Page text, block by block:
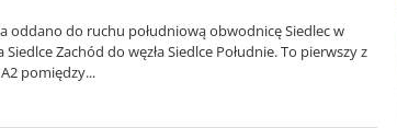
oddano do ruchu południową obwodnicę Siedlec w
Zachód do węzła Siedlce Południe. To pierwszy z
pomiędzy...